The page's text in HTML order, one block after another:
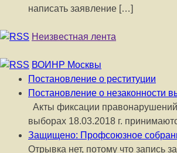
написать заявление […]
Неизвестная лента
ВОИНР Москвы
Постановление о реституции
Постановление о незаконности
Акты фиксации
выборах 18.03.2018 г.
Защищено: Профсоюзное
Отрывка нет, потому что запись